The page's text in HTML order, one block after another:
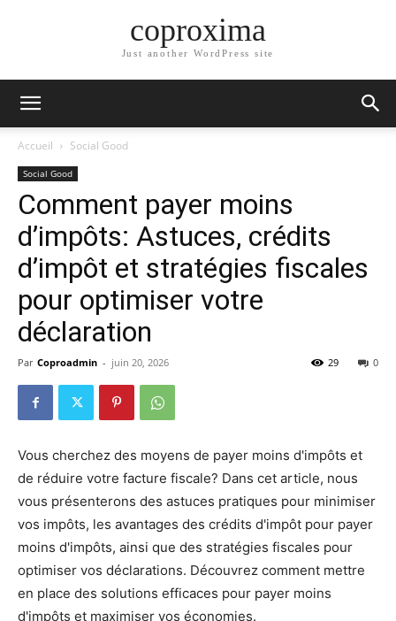
coproxima
Just another WordPress site
Accueil Social Good
Social Good
Comment payer moins
d’impôts: Astuces, crédits
d’impôt et stratégies fiscales
pour optimiser votre
déclaration
Par Coproadmin - juin 20, 2026 0
29
Vous cherchez des moyens de payer moins d'impôts et
de réduire votre facture fiscale? Dans cet article, nous
vous présenterons des astuces pratiques pour minimiser
vos impôts, les avantages des crédits d'impôt pour payer
moins d'impôts, ainsi que des stratégies fiscales pour
optimiser vos déclarations. Découvrez comment mettre
en place des solutions efficaces pour payer moins
d'impôts et maximiser vos économies.